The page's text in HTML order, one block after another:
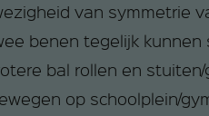
van symmetrie
benen tegelijk kunnen
bal rollen en stuiten/
op schoolplein/